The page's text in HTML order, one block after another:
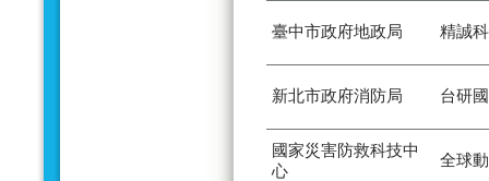
臺中市政府地政局 精誠
新北市政府消防局 台研
國家災害防救科技中
心
全球